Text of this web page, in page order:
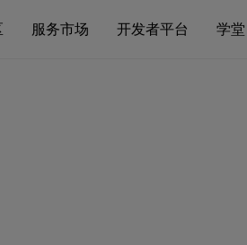
服务市场 开发者平台 学堂